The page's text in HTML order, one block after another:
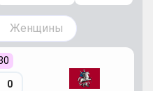
Женщины
0